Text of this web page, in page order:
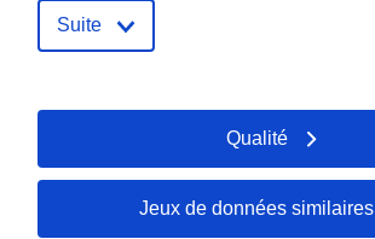
52.2744 ], [ 12.852, 52.2744
Type: Polygon
Suite
Qualité
Jeux de données similaires